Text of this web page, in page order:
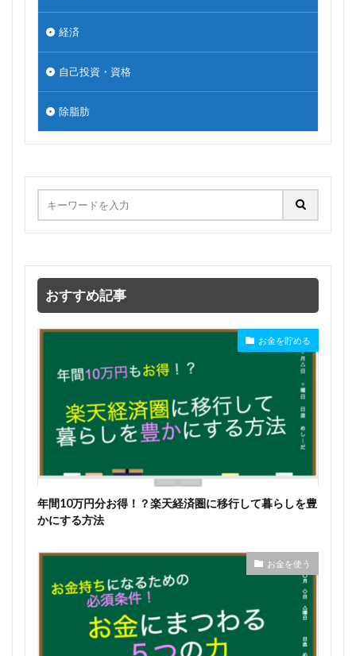
経済
自己投資・資格
除脂肪
おすすめ記事
お金を貯める
年間10万円分お得！？楽天経済圏に移行して暮らしを豊
かにする方法
お金を使う